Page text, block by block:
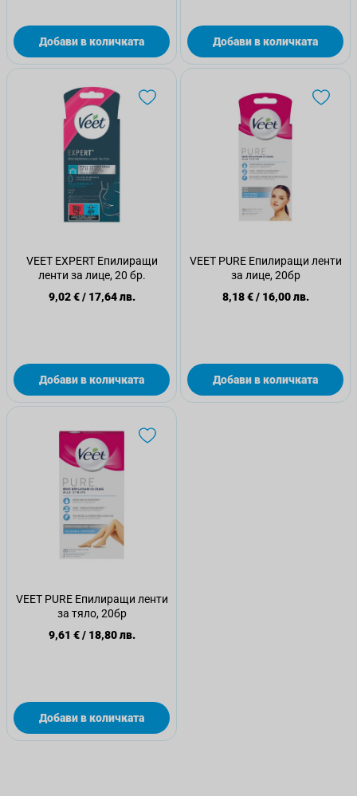
Добави в количката Добави в количката
VEET EXPERT Епилиращи
ленти за лице, 20 бр.
9,02 €/ 17,64 лв.
Добави в количката
VEET PURE Епилиращи ленти
за лице, 20бр
8,18 €/ 16,00 лв.
Добави в количката
VEET PURE Епилиращи ленти
за тяло, 20бр
9,61 €/ 18,80 лв.
Добави в количката